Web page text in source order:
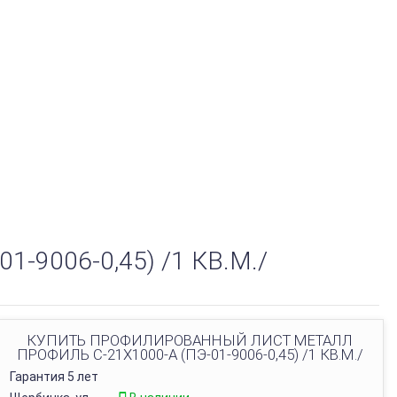
9006-0,45) /1 КВ.М./
КУПИТЬ ПРОФИЛИРОВАННЫЙ ЛИСТ МЕТАЛЛ
ПРОФИЛЬ С-21Х1000-A (ПЭ-01-9006-0,45) /1 КВ.М./
Гарантия 5 лет